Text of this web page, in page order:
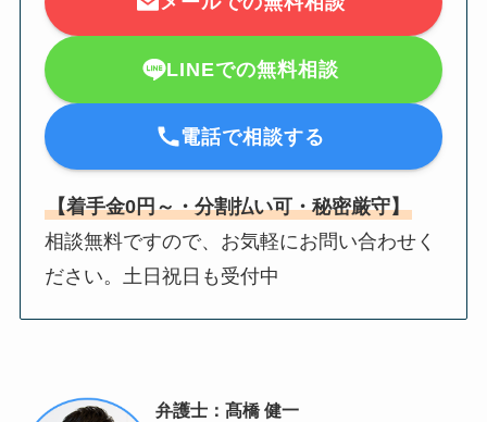
LINEでの無料相談
電話で相談する
【着手金0円～・分割払い可・秘密厳守】
相談無料ですので、お気軽にお問い合わせく
ださい。土日祝日も受付中
弁護士：髙橋 健一